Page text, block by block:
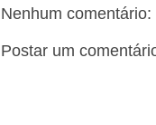
Nenhum comentário:
Postar um